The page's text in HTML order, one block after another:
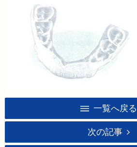
一覧へ戻る
次の記事